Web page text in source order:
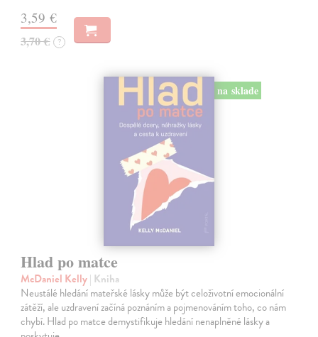
3,59 €
3,70 € ?
na sklade
Hlad po matce
McDaniel Kelly| Kniha
Neustálé hledání mateřské lásky může být celoživotní emocionální
zátěží, ale uzdravení začíná poznáním a pojmenováním toho, co nám
chybí. Hlad po matce demystifikuje hledání nenaplněné lásky a